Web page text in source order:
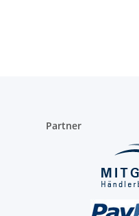
Partner